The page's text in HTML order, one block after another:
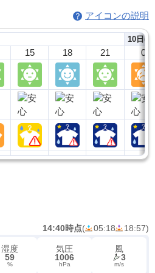
アイコンの説明
15 18 21
10日(
0
14:40時点( 05:18 18:57)
湿度
59
%
気圧
1006
hPa
風
3
m/s